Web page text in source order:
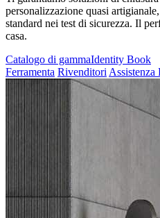
personalizzazione quasi
standard nei test di sicurezza. Il
casa.
Catalogo di gammaIdentity Book
Ferramenta Rivenditori Assistenza